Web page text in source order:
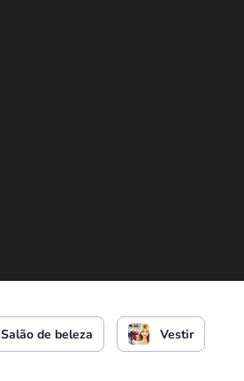
Salão de beleza Vestir